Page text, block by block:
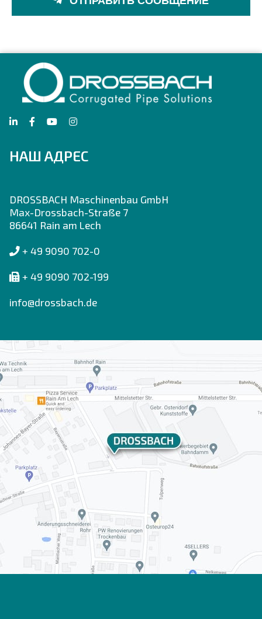
НАШ АДРЕС
DROSSBACH Maschinenbau GmbH
Max-Drossbach-Straße 7
86641 Rain am Lech
+ 49 9090 702-0
+ 49 9090 702-199
info@drossbach.de